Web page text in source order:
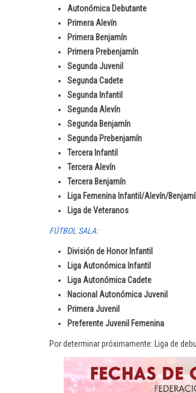
Autonómica Debutante
Primera Alevín
Primera Benjamín
Primera Prebenjamín
Segunda Juvenil
Segunda Cadete
Segunda Infantil
Segunda Alevín
Segunda Benjamín
Segunda Prebenjamín
Tercera Infantil
Tercera Alevín
Tercera Benjamín
Liga Femenina Infantil/Alevín/
Liga de Veteranos
FÚTBOL SALA:
División de Honor Infantil
Liga Autonómica Infantil
Liga Autonómica Cadete
Nacional Autonómica Juvenil
Primera Juvenil
Preferente Juvenil Femenina
Por determinar próximamente: Liga de